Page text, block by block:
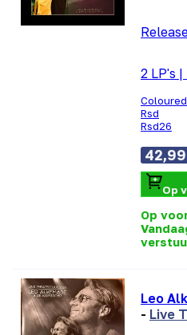
2 LP's |
Rsd
Rsd26
42,99
Op
Op
Leo
- Live